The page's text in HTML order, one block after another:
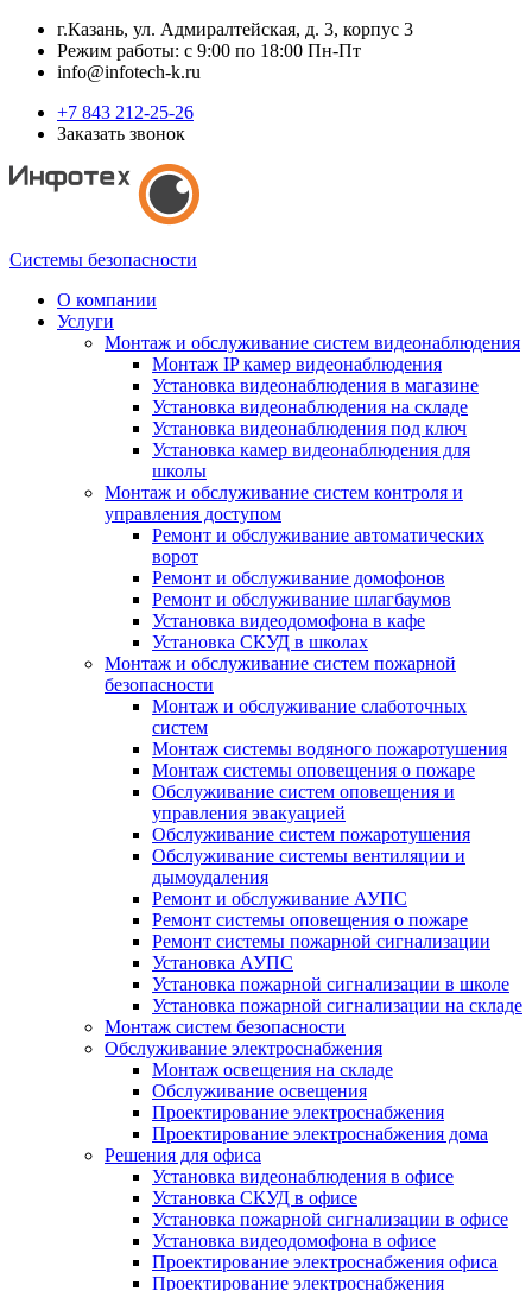
г.Казань, ул. Адмиралтейская, д. 3, корпус 3
Режим работы: с 9:00 по 18:00 Пн-Пт
info@infotech-k.ru
+7 843 212-25-26
Заказать звонок
Системы безопасности
О компании
Услуги
Монтаж и обслуживание систем видеонаблюдения
Монтаж IP камер видеонаблюдения
Установка видеонаблюдения в магазине
Установка видеонаблюдения на складе
Установка видеонаблюдения под ключ
Установка камер видеонаблюдения для
школы
Монтаж и обслуживание систем контроля и
управления доступом
Ремонт и обслуживание автоматических
ворот
Ремонт и обслуживание домофонов
Ремонт и обслуживание шлагбаумов
Установка видеодомофона в кафе
Установка СКУД в школах
Монтаж и обслуживание систем пожарной
безопасности
Монтаж и обслуживание слаботочных
систем
Монтаж системы водяного пожаротушения
Монтаж системы оповещения о пожаре
Обслуживание систем оповещения и
управления эвакуацией
Обслуживание систем пожаротушения
Обслуживание системы вентиляции и
дымоудаления
Ремонт и обслуживание АУПС
Ремонт системы оповещения о пожаре
Ремонт системы пожарной сигнализации
Установка АУПС
Установка пожарной сигнализации в школе
Установка пожарной сигнализации на складе
Монтаж систем безопасности
Обслуживание электроснабжения
Монтаж освещения на складе
Обслуживание освещения
Проектирование электроснабжения
Проектирование электроснабжения дома
Решения для офиса
Установка видеонаблюдения в офисе
Установка СКУД в офисе
Установка пожарной сигнализации в офисе
Установка видеодомофона в офисе
Проектирование электроснабжения офиса
Проектирование электроснабжения